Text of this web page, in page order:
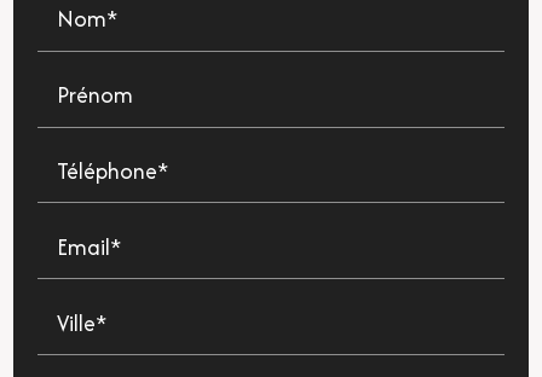
Nom*
Prénom
Téléphone*
Email*
Ville*